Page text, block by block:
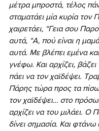
μέτρα μπροστά, τέλος
σταματάει μία κυρία τον
χαιρετάει, “Γεια σου
αυτά, “Α, πού είναι η
αυτά. Με βλέπει εμένα
γνέφω. Και αρχίζει, βάζει
πάει να τον χαϊδέψει.
Πάρης τώρα προς τα
τον χαϊδέψει… στο
αρχίζει να του μιλάει. Ο
δίνει σημασία. Και φτάνω